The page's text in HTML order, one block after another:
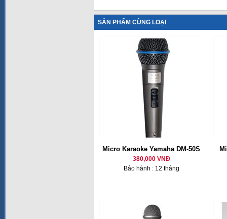
SẢN PHẨM CÙNG LOẠI
Micro Karaoke Yamaha DM-50S
380,000 VNĐ
Bảo hành : 12 tháng